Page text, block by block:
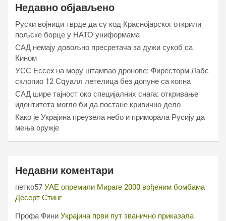
Недавно објављено
Руски војници тврде да су код Краснојарског открили
пољске борце у НАТО униформама
САД немају довољно пресретача за дужи сукоб са
Кином
УСС Ессеx на мору штампао дронове: Фиресторм Лабс
склопио 12 Сqуалл летелица без допуне са копна
САД шире тајност око специјалних снага: откривање
идентитета могло би да постане кривично дело
Како је Украјина преузела небо и приморала Русију да
мења оружје
Недавни коментари
петко57 УАЕ опремили Мираге 2000 вођеним бомбама
Десерт Стинг
Профа Фини Украјина први пут званично приказала